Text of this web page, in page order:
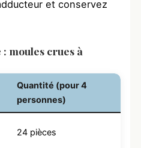
et conservez
moules crues à
Quantité (pour 4
personnes)
24 pièces